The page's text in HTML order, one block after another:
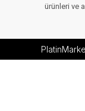
ürünleri ve